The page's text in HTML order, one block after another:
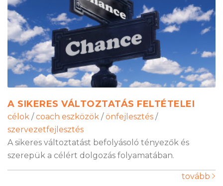
A SIKERES VÁLTOZTATÁS FELTÉTELEI
célok / coach eszközök / önfejlesztés /
szervezetfejlesztés
A sikeres változtatást befolyásoló tényezők és
szerepük a célért dolgozás folyamatában.
tovább